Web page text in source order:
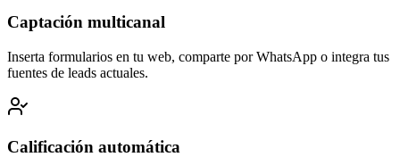
Captación multicanal
Inserta formularios en tu web, comparte por WhatsApp o integra tus
fuentes de leads actuales.
Calificación automática